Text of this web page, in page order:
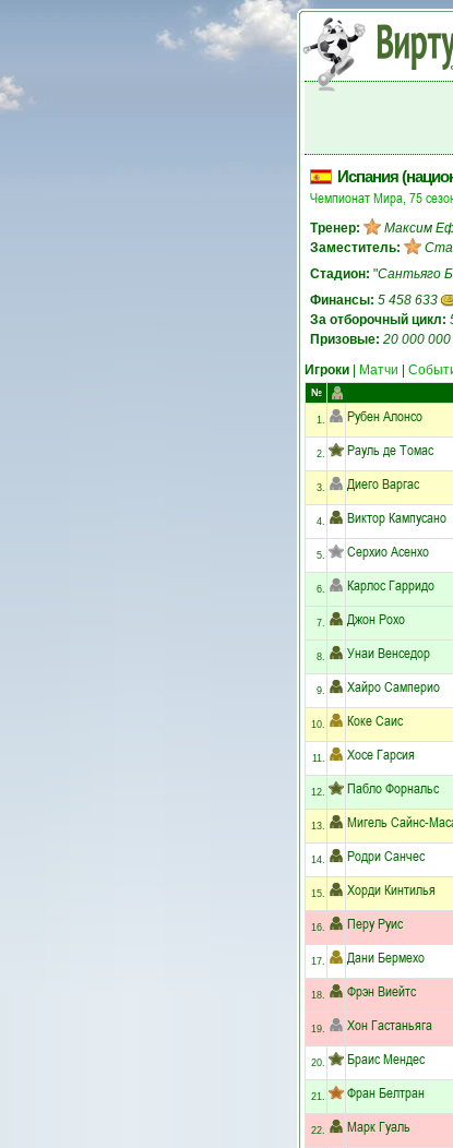
Испания
Чемпионат Мира, 75
Тренер: Максим
Заместитель:
Стадион: "Сантьяго
Финансы: 5 458 633
За отборочный цикл:
Призовые: 20 000 000
Игроки Матчи
№
1. Рубен Алонсо
2. Рауль де Томас
3. Диего Варгас
4. Виктор Кампусано
5. Серхио Асенхо
6. Карлос Гарридо
7. Джон Рохо
8. Унаи Венседор
9. Хайро Самперио
10. Коке Саис
11. Хосе Гарсия
12. Пабло Форнальс
13. Мигель Сайнс-
14. Родри Санчес
15. Хорди Кинтилья
16. Перу Руис
17. Дани Бермехо
18. Фрэн Виейтс
19. Хон Гастаньяга
20. Браис Мендес
21. Фран Белтран
22. Марк Гуаль